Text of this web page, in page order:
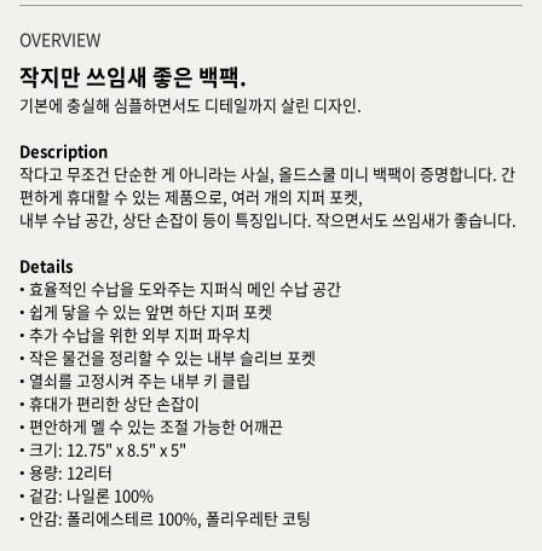
OVERVIEW
작지만 쓰임새 좋은 백팩.
기본에 충실해 심플하면서도 디테일까지 살린 디자인.
Description
작다고 무조건 단순한 게 아니라는 사실, 올드스쿨 미니 백팩이 증명합니다. 간
편하게 휴대할 수 있는 제품으로, 여러 개의 지퍼 포켓,
내부 수납 공간, 상단 손잡이 등이 특징입니다. 작으면서도 쓰임새가 좋습니다.
Details
• 효율적인 수납을 도와주는 지퍼식 메인 수납 공간
• 쉽게 닿을 수 있는 앞면 하단 지퍼 포켓
• 추가 수납을 위한 외부 지퍼 파우치
• 작은 물건을 정리할 수 있는 내부 슬리브 포켓
• 열쇠를 고정시켜 주는 내부 키 클립
• 휴대가 편리한 상단 손잡이
• 편안하게 멜 수 있는 조절 가능한 어깨끈
• 크기: 12.75" x 8.5" x 5"
• 용량: 12리터
• 겉감: 나일론 100%
• 안감: 폴리에스테르 100%, 폴리우레탄 코팅